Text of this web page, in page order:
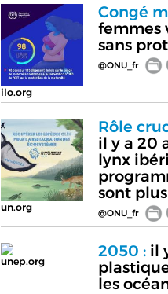
ilo.org
Congé
femmes
sans
@ONU_fr
un.org
Rôle
il y a 20
lynx
sont plus
@ONU_fr
unep.org
2050 :il
les